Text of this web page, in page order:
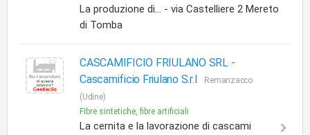
La produzione di... - via Castelliere 2 Mereto
di Tomba
CASCAMIFICIO FRIULANO SRL -
Cascamificio Friulano S.r.l
Remanzacco
(Udine)
Fibre sintetiche, fibre artificiali
La cernita e la lavorazione di cascami